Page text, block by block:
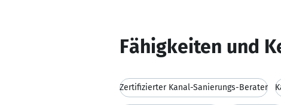
Fähigkeiten und
Zertifizierter Kanal-Sanierungs-Berater